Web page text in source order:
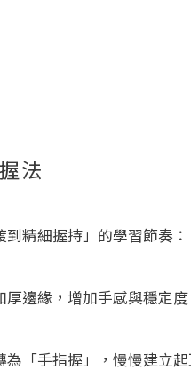
法
精細握持」的學習節奏：
邊緣，增加手感與穩定
「手指握」，慢慢建立